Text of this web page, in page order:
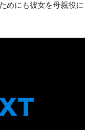
めにも彼女を母親役に